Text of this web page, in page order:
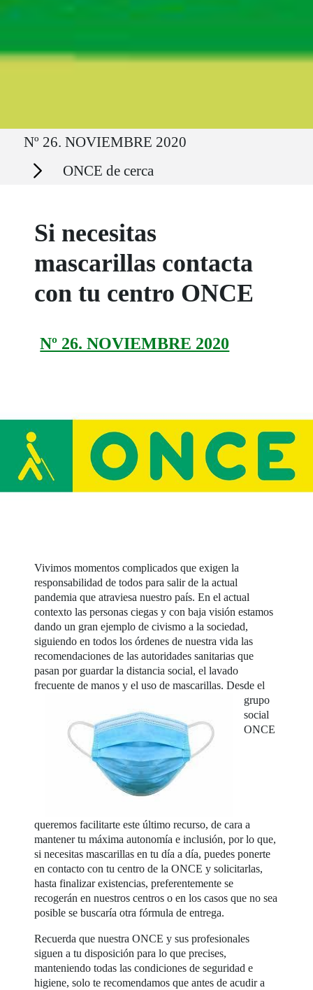
Ruta del sitio
Nº 26. NOVIEMBRE 2020
Secciones ONCE de cerca
Si necesitas
mascarillas contacta
con tu centro ONCE
Nº 26. NOVIEMBRE 2020
Vivimos momentos complicados que exigen la
responsabilidad de todos para salir de la actual
pandemia que atraviesa nuestro país. En el actual
contexto las personas ciegas y con baja visión estamos
dando un gran ejemplo de civismo a la sociedad,
siguiendo en todos los órdenes de nuestra vida las
recomendaciones de las autoridades sanitarias que
pasan por guardar la distancia social, el lavado
frecuente de manos y el uso de mascarillas.Desde el
grupo
social
ONCE
queremos facilitarte este último recurso, de cara a
mantener tu máxima autonomía e inclusión, por lo que,
si necesitas mascarillas en tu día a día, puedes ponerte
en contacto con tu centro de la ONCE y solicitarlas,
hasta finalizar existencias, preferentemente se
recogerán en nuestros centros o en los casos que no sea
posible se buscaría otra fórmula de entrega.
Recuerda que nuestra ONCE y sus profesionales
siguen a tu disposición para lo que precises,
manteniendo todas las condiciones de seguridad e
higiene, solo te recomendamos que antes de acudir a